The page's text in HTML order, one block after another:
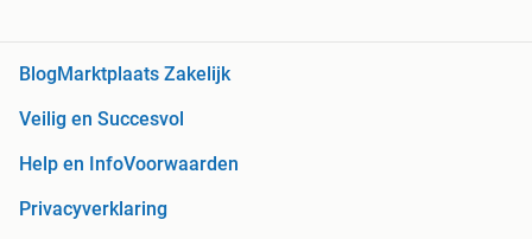
BlogMarktplaats Zakelijk
Veilig en Succesvol
Help en InfoVoorwaarden
Privacyverklaring